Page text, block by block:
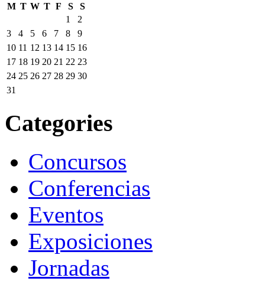
M T W T F S
S
1
2
3
4 5 6 7 8
9
10 11 12 13 14 15 16
17 18 19 20 21 22 23
24 25 26 27 28 29 30
31
Categories
Concursos
Conferencias
Eventos
Exposiciones
Jornadas